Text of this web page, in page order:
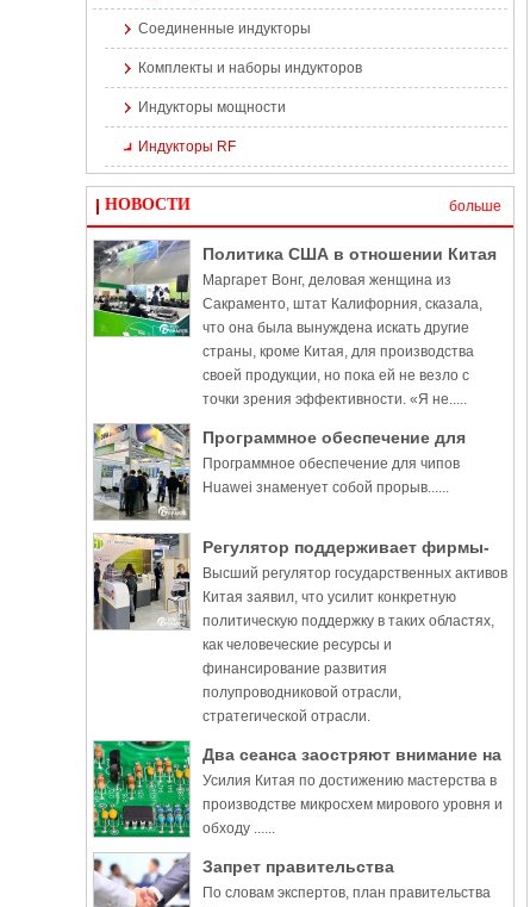
Соединенные индукторы
Комплекты и наборы индукторов
Индукторы мощности
Индукторы RF
НОВОСТИ больше
Политика США в отношении Китая
наносит ущерб бизнесу, говорят
инсайдеры
Маргарет Вонг, деловая женщина из
Сакраменто, штат Калифорния, сказала,
что она была вынуждена искать другие
страны, кроме Китая, для производства
своей продукции, но пока ей не везло с
точки зрения эффективности. «Я не.....
Программное обеспечение для
чипов Huawei знаменует собой
прорыв
Программное обеспечение для чипов
Huawei знаменует собой прорыв......
Регулятор поддерживает фирмы-
производители чипов в
стремлении к прорывам
Высший регулятор государственных активов
Китая заявил, что усилит конкретную
политическую поддержку в таких областях,
как человеческие ресурсы и
финансирование развития
полупроводниковой отрасли,
стратегической отрасли.
Два сеанса заостряют внимание на
полупроводниках
Усилия Китая по достижению мастерства в
производстве микросхем мирового уровня и
обходу ......
Запрет правительства
Нидерландов может «серьезно»
По словам экспертов, план правительства